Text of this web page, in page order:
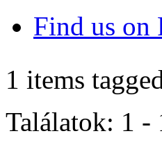
Find us on
1 items
Találatok: 1 -